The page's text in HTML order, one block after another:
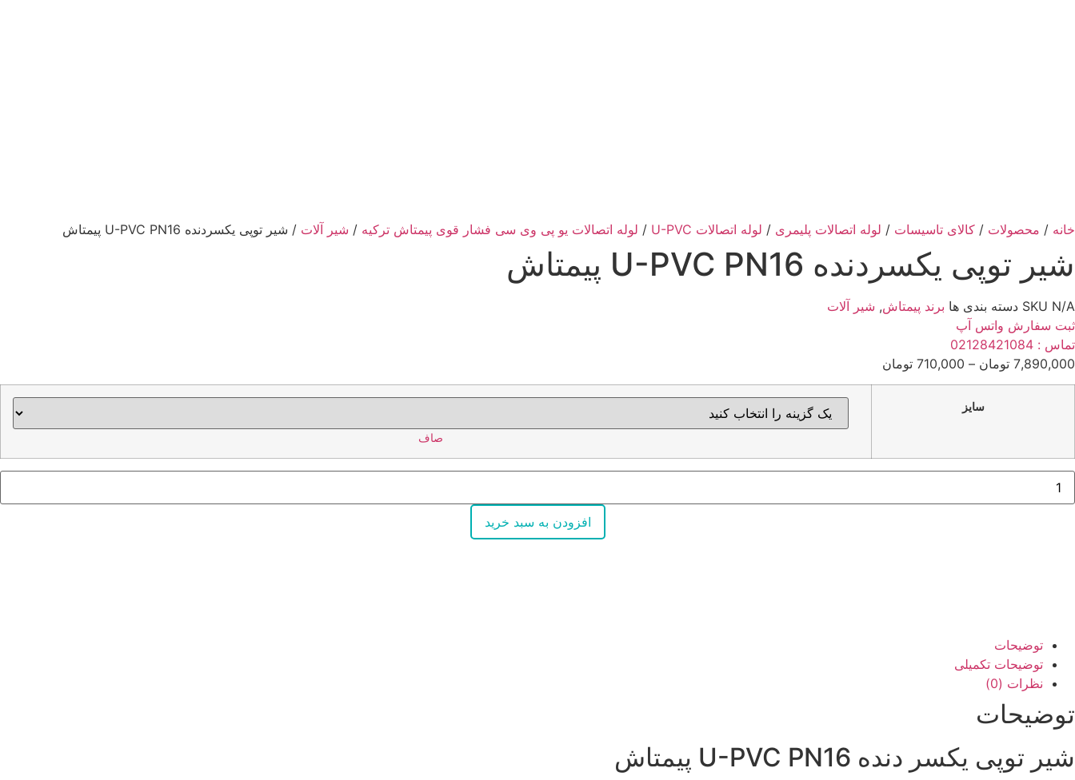
خانه / محصولات / کالای تاسیسات / لوله اتصالات پلیمری / لوله اتصالات U-PVC / لوله اتصالات یو پی وی سی فشار قوی پیمتاش ترکیه / شیر آلات / شیر توپی یکسردنده U-PVC PN16 پیمتاش
شیر توپی یکسردنده U-PVC PN16 پیمتاش
SKU N/A دسته بندی ها برند پیمتاش, شیر آلات
ثبت سفارش واتس آپ
تماس : 02128421084
7,890,000 تومان –
710,000 تومان
range:
710,000 تومان
سایز
صاف
شیر
توپی
یکسردنده
افزودن به سبد خرید
توضیحات
توضیحات تکمیلی
نظرات (0)
توضیحات
شیر توپی یکسر دنده U-PVC PN16 پیمتاش